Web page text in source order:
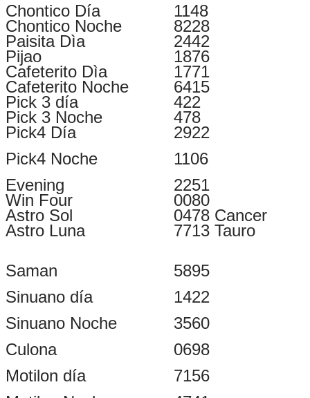
Chontico Día
1148
Chontico Noche
8228
Paisita Dìa
2442
Pijao
1876
Cafeterito Dìa
1771
Cafeterito Noche
6415
Pick 3 día
422
Pick 3 Noche
478
Pick4 Día
2922
Pick4 Noche
1106
Evening
2251
Win Four
0080
Astro Sol
0478 Cancer
Astro Luna
7713 Tauro
Saman
Sinuano día
Sinuano Noche
Culona
Motilon día
5895
1422
3560
0698
7156